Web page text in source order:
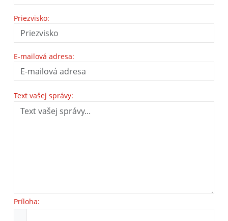
Priezvisko:
E-mailová adresa:
Text vašej správy:
Príloha: